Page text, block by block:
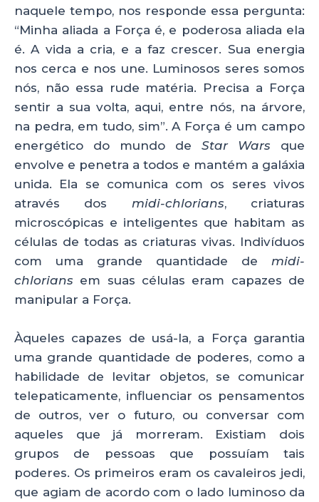
naquele tempo, nos responde essa pergunta:
“Minha aliada a Força é, e poderosa aliada ela
é. A vida a cria, e a faz crescer. Sua energia
nos cerca e nos une. Luminosos seres somos
nós, não essa rude matéria. Precisa a Força
sentir a sua volta, aqui, entre nós, na árvore,
na pedra, em tudo, sim”. A Força é um campo
energético do mundo de Star Wars que
envolve e penetra a todos e mantém a galáxia
unida. Ela se comunica com os seres vivos
através dos midi-chlorians, criaturas
microscópicas e inteligentes que habitam as
células de todas as criaturas vivas. Indivíduos
com uma grande quantidade de midi-
chlorians em suas células eram capazes de
manipular a Força.
Àqueles capazes de usá-la, a Força garantia
uma grande quantidade de poderes, como a
habilidade de levitar objetos, se comunicar
telepaticamente, influenciar os pensamentos
de outros, ver o futuro, ou conversar com
aqueles que já morreram. Existiam dois
grupos de pessoas que possuíam tais
poderes. Os primeiros eram os cavaleiros jedi,
que agiam de acordo com o lado luminoso da